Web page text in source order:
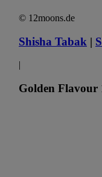
© 12moons.de
Shisha Tabak |
|
Golden